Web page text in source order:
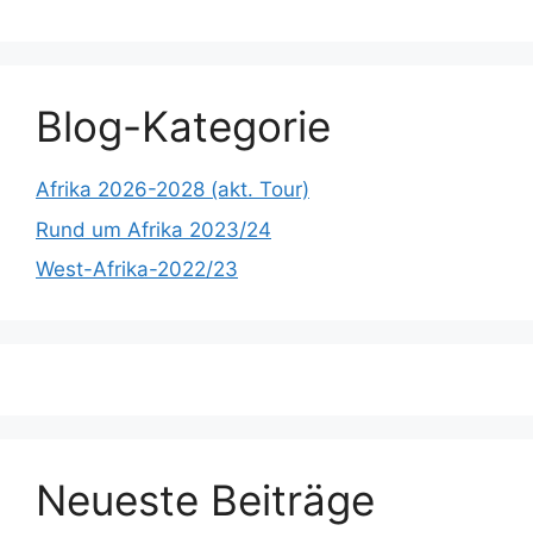
Blog-Kategorie
Afrika 2026-2028 (akt. Tour)
Rund um Afrika 2023/24
West-Afrika-2022/23
Neueste Beiträge